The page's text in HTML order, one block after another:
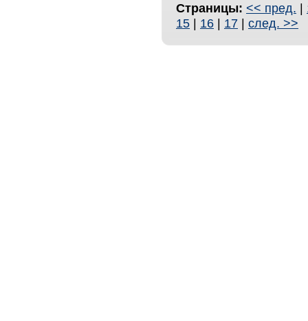
Страницы: << пред. |
15 | 16 | 17 | след. >>